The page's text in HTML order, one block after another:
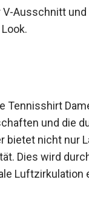
V-Ausschnitt
Tennisshirt
und die
bietet nicht nur
Dies wird
Luftzirkulation